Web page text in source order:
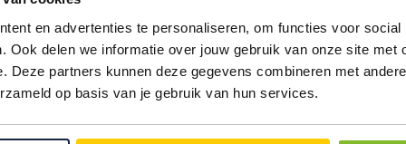
en advertenties te personaliseren, om functies voor social
Ook delen we informatie over jouw gebruik van onze site met
Deze partners kunnen deze gegevens combineren met
op basis van je gebruik van hun services.
lime groen 50 stuks €393,75
blauw 50 stuks €327,25